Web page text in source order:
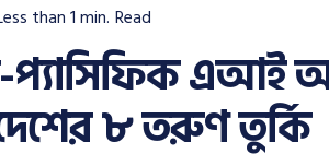
than 1min. Read
প্যাসিফিক এআই
৮ তরুণ তুর্কি